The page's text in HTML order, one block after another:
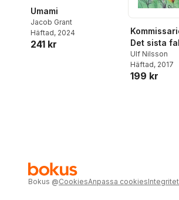
Umami
Jacob Grant
Häftad, 2024
241 kr
Det sista
(Turkiska)
Ulf Nilsson
Häftad, 2017
199 kr
Bokus @CookiesAnpassa cookies